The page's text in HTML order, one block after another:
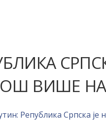
ВИШЕ
Република Српска